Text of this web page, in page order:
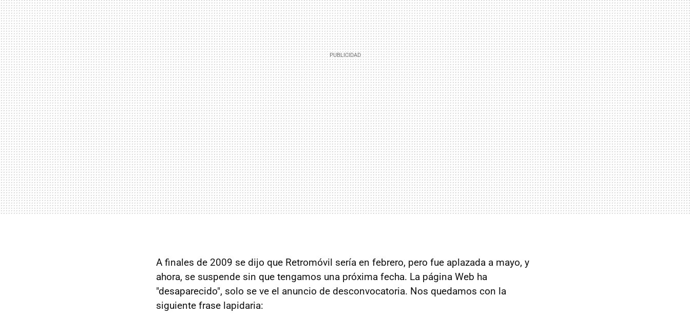
A finales de 2009 se dijo que Retromóvil sería en febrero, pero fue aplazada a mayo, y
ahora, se suspende sin que tengamos una próxima fecha. La página Web ha
"desaparecido", solo se ve el anuncio de desconvocatoria. Nos quedamos con la
siguiente frase lapidaria: